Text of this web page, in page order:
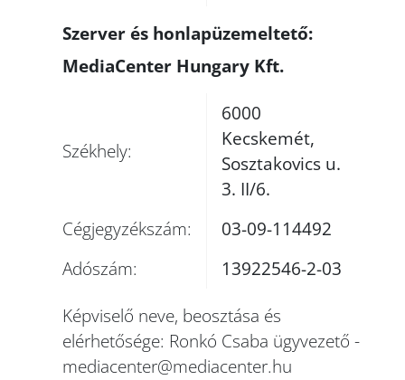
Szerver és honlapüzemeltető:
MediaCenter Hungary Kft.
Székhely:
6000
Kecskemét,
Sosztakovics u.
3. II/6.
Cégjegyzékszám:
03-09-114492
Adószám:
13922546-2-03
Képviselő neve, beosztása és
elérhetősége: Ronkó Csaba ügyvezető -
mediacenter@mediacenter.hu